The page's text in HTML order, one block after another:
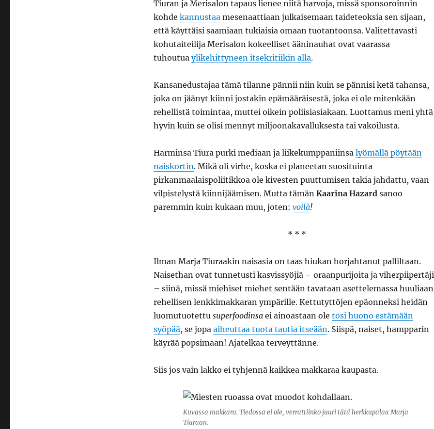
Tiuran ja Merisalon tapaus lienee niitä harvoja, missä sponsoroinnin
kohde kannustaamesenaattiaan julkaisemaan taideteoksia sen sijaan,
että käyttäisi saamiaan tukiaisia omaan tuotantoonsa. Valitettavasti
kohutaiteilija Merisalon kokeelliset ääninauhat ovat vaarassa
tuhoutua ylikehittyneen itsekritiikin alla.
Kansanedustajaa tämä tilanne pännii niin kuin se pännisi ketä tahansa,
joka on jäänyt kiinni jostakin epämääräisestä, joka ei ole mitenkään
rehellistä toimintaa, muttei oikein poliisiasiakaan. Luottamus meni yhtä
hyvin kuin se olisi mennyt miljoonakavalluksesta tai vakoilusta.
Harminsa Tiura purki mediaan ja liikekumppaniinsa lyömällä pöytään
naiskortin. Mikä oli virhe, koska ei planeetan suosituinta
pirkanmaalaispoliitikkoa ole kivesten puuttumisen takia jahdattu, vaan
vilpistelystä kiinnijäämisen. Mutta tämän Kaarina Hazardsanoo
paremmin kuin kukaan muu, joten: voilà!
* * *
Ilman Marja Tiuraakin naisasia on taas hiukan horjahtanut palliltaan.
Naisethan ovat tunnetusti kasvissyöjiä – oraanpurijoita ja
– siinä, missä miehiset miehet sentään tavataan asettelemassa huuliaan
rehellisen lenkkimakkaran ympärille. Kettutyttöjen epäonneksi heidän
luomutuotettu superfoodinsaei ainoastaan ole tosi huono estämään
syöpää, se jopa aiheuttaa tuota tautia itseään. Siispä, naiset, hampparin
käyrää popsimaan! Ajatelkaa terveyttänne.
Siis jos vain lakko ei tyhjennä kaikkea makkaraa kaupasta.
Kuvassa makkara. Tiedossa ei ole, verrattiinko juuri tätä herkkupalaa Marja
Tiuraan.